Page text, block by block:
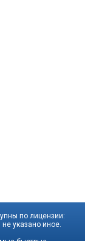
по лицензии:
не указано иное.